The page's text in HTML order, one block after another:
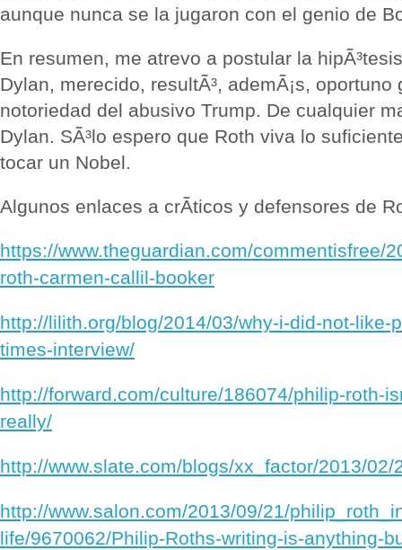
aunque nunca se la jugaron con el genio de
En resumen, me atrevo a postular la
Dylan, merecido, resultÃ³, ademÃ¡s, oportuno
notoriedad del abusivo Trump. De cualquier
Dylan. SÃ³lo espero que Roth viva lo
tocar un Nobel.
Algunos enlaces a crÃ­ticos y defensores de
https://www.theguardian.com/commentisfree/
roth-carmen-callil-booker
http://lilith.org/blog/2014/03/why-i-did-not-like-
times-interview/
http://forward.com/culture/186074/philip-roth-
really/
http://www.slate.com/blogs/xx_factor/2013/
http://www.salon.com/2013/09/21/
life/9670062/Philip-Roths-writing-is-anything-